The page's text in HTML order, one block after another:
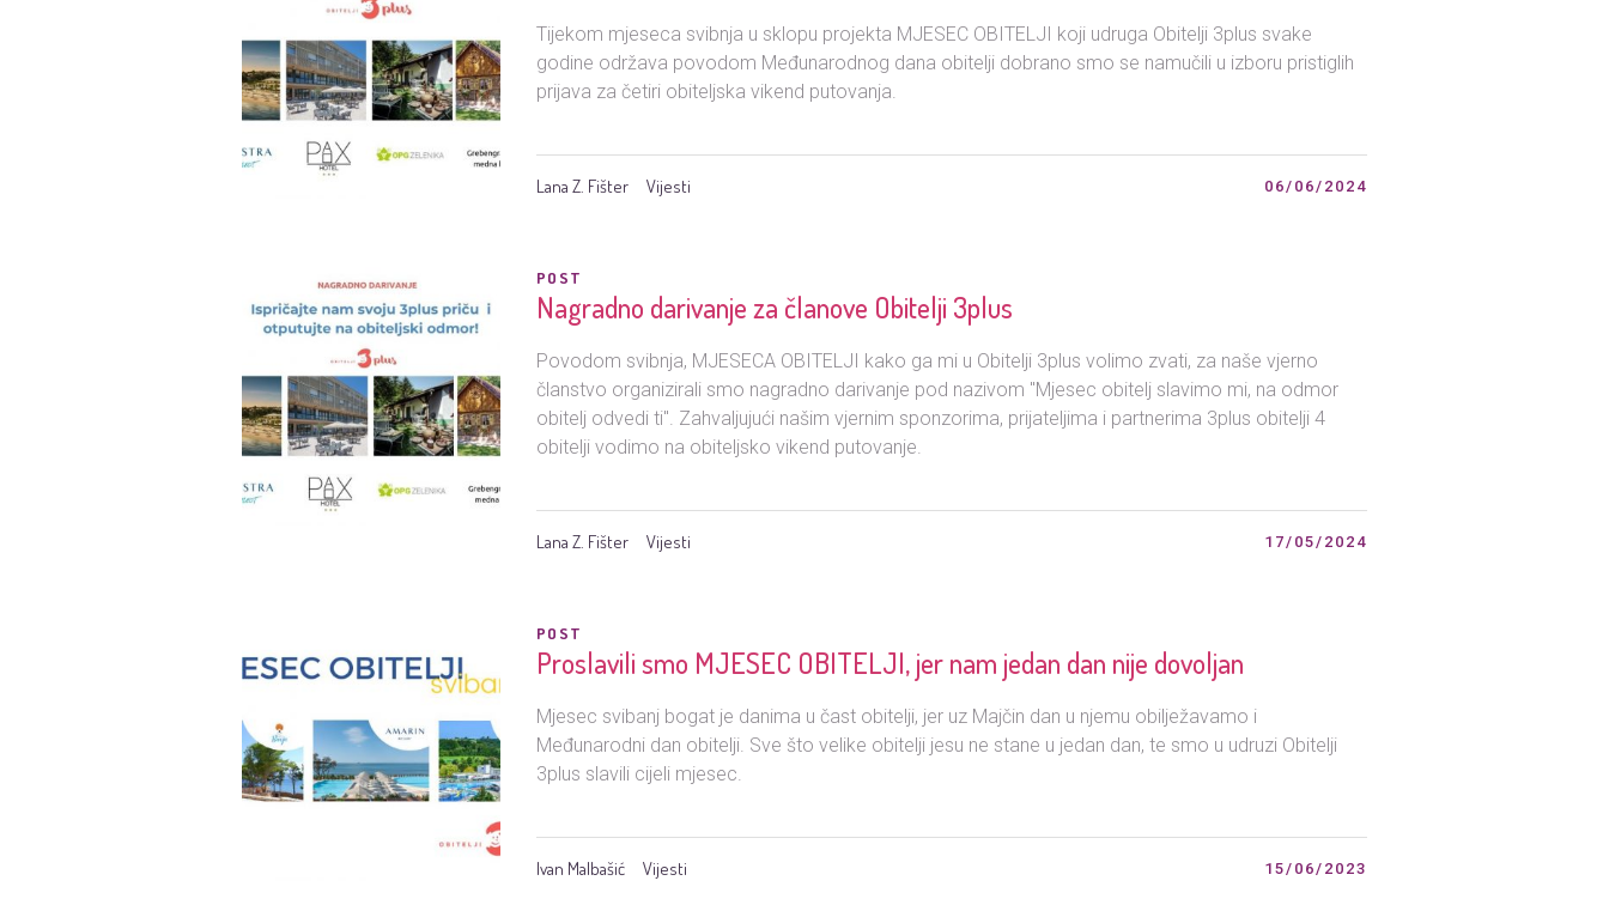
Tijekom mjeseca svibnja u sklopu projekta MJESEC OBITELJI koji udruga Obitelji 3plus svake
godine održava povodom Međunarodnog dana obitelji dobrano smo se namučili u izboru pristiglih
prijava za četiri obiteljska vikend putovanja.
Lana Z. Fišter Vijesti 06/06/2024
POST
Nagradno darivanje za članove Obitelji 3plus
Povodom svibnja, MJESECA OBITELJI kako ga mi u Obitelji 3plus volimo zvati, za naše vjerno
članstvo organizirali smo nagradno darivanje pod nazivom "Mjesec obitelj slavimo mi, na odmor
obitelj odvedi ti". Zahvaljujući našim vjernim sponzorima, prijateljima i partnerima 3plus obitelji 4
obitelji vodimo na obiteljsko vikend putovanje.
Lana Z. Fišter Vijesti 17/05/2024
POST
Proslavili smo MJESEC OBITELJI, jer nam jedan dan nije dovoljan
Mjesec svibanj bogat je danima u čast obitelji, jer uz Majčin dan u njemu obilježavamo i
Međunarodni dan obitelji. Sve što velike obitelji jesu ne stane u jedan dan, te smo u udruzi Obitelji
3plus slavili cijeli mjesec.
Ivan Malbašić Vijesti 15/06/2023